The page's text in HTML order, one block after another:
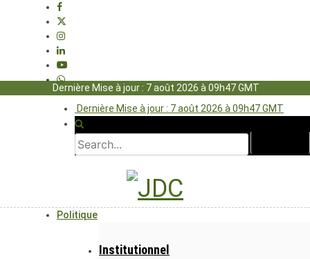
Dernière Mise à jour : 7 août 2026 à 09h47 GMT
Dernière Mise à jour : 7 août 2026 à 09h47 GMT
Politique
Institutionnel